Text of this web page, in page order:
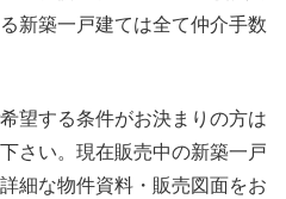
新築一戸建ては全て仲介手数
望する条件がお決まりの方は
さい。現在販売中の新築一戸
細な物件資料・販売図面をお